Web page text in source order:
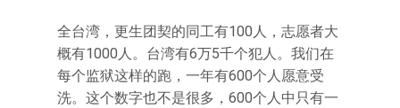
全台湾，更生团契的同工有100人，志愿者大
概有1000人。台湾有6万5千个犯人。我们在
每个监狱这样的跑，一年有600个人愿意受
洗。这个数字也不是很多，600个人中只有一